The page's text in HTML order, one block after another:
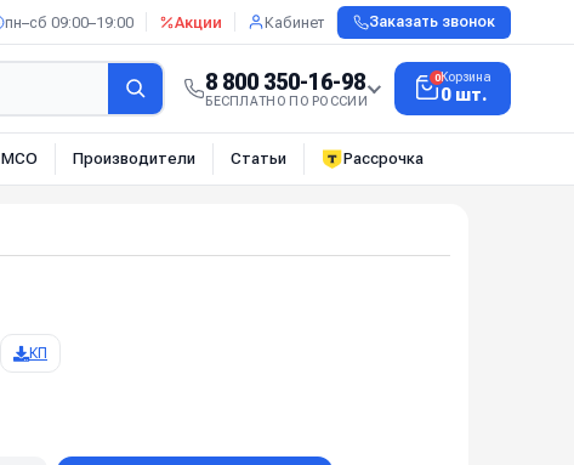
пн–сб 09:00–19:00 Акции Кабинет Заказать звонок
8 800 350-16-98
БЕСПЛАТНО ПО РОССИИ
0Корзина
0 шт.
МСО Производители Статьи Рассрочка
КП